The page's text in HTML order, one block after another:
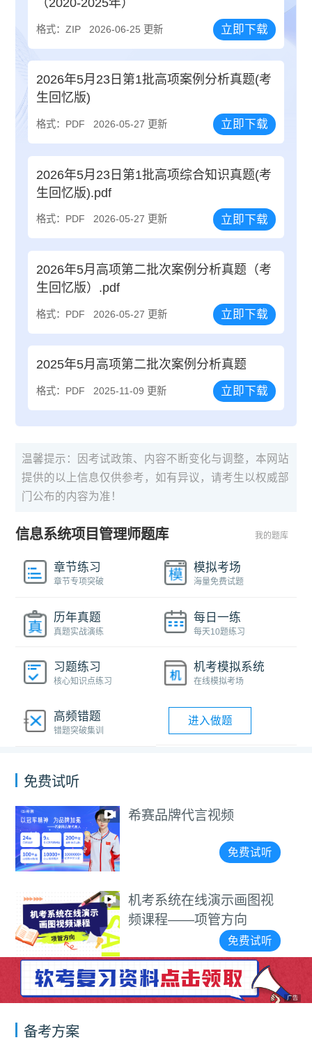
（2020-2025年）
格式：ZIP 2026-06-25 更新 立即下载
2026年5月23日第1批高项案例分析真题(考
生回忆版)
格式：PDF 2026-05-27 更新 立即下载
2026年5月23日第1批高项综合知识真题(考
生回忆版).pdf
格式：PDF 2026-05-27 更新 立即下载
2026年5月高项第二批次案例分析真题（考
生回忆版）.pdf
格式：PDF 2026-05-27 更新 立即下载
2025年5月高项第二批次案例分析真题
格式：PDF 2025-11-09 更新 立即下载
温馨提示：因考试政策、内容不断变化与调整，本网站
提供的以上信息仅供参考，如有异议，请考生以权威部
门公布的内容为准！
信息系统项目管理师题库 我的题库
章节练习
章节专项突破
模拟考场
海量免费试题
历年真题
真题实战演练
每日一练
每天10题练习
习题练习
核心知识点练习
机考模拟系统
在线模拟考场
高频错题
错题突破集训
进入做题
免费试听
希赛品牌代言视频
免费试听
机考系统在线演示画图视
频课程——项管方向
免费试听
广告
备考方案